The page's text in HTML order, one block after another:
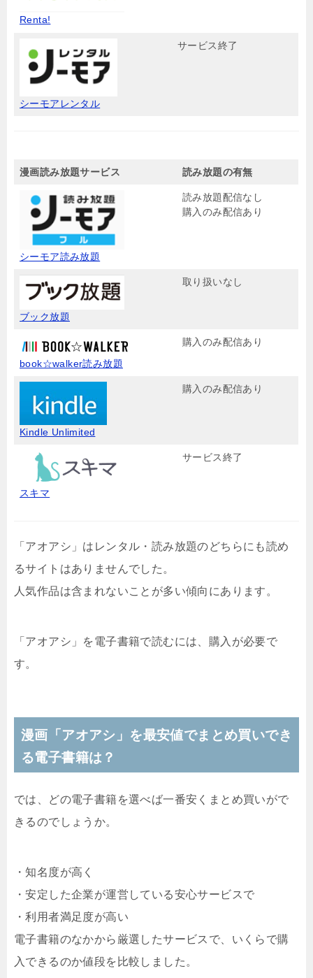
Renta!
シーモアレンタル
サービス終了
漫画読み放題サービス 読み放題の有無
シーモア読み放題
読み放題配信なし
購入のみ配信あり
ブック放題
取り扱いなし
book☆walker読み放題
購入のみ配信あり
Kindle Unlimited
購入のみ配信あり
スキマ
サービス終了
「アオアシ」はレンタル・読み放題のどちらにも読め
るサイトはありませんでした。
人気作品は含まれないことが多い傾向にあります。
「アオアシ」を電子書籍で読むには、購入が必要で
す。
漫画「アオアシ 」を最安値でまとめ買いでき
る電子書籍は？
では、どの電子書籍を選べば一番安くまとめ買いがで
きるのでしょうか。
・知名度が高く
・安定した企業が運営している安心サービスで
・利用者満足度が高い
電子書籍のなかから厳選したサービスで、いくらで購
入できるのか値段を比較しました。